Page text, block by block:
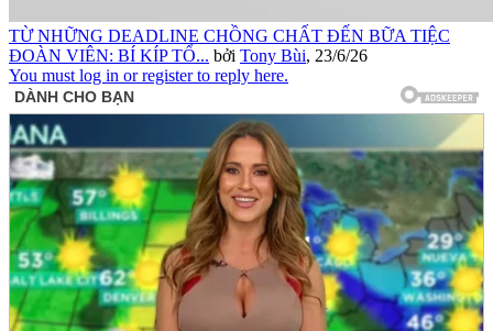
TỪ NHỮNG DEADLINE CHỒNG CHẤT ĐẾN BỮA TIỆC
ĐOÀN VIÊN: BÍ KÍP TỔ... bởi Tony Bùi, 23/6/26
You must log in or register to reply here.